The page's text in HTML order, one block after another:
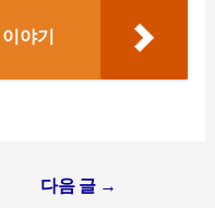
야기
다음 글 →